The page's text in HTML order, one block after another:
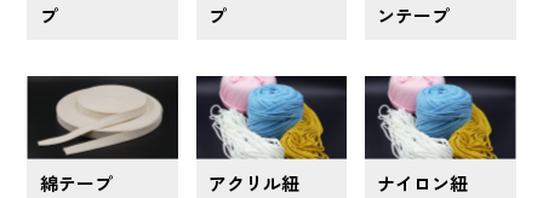
プ
プ
ンテープ
綿テープ アクリル紐 ナイロン紐